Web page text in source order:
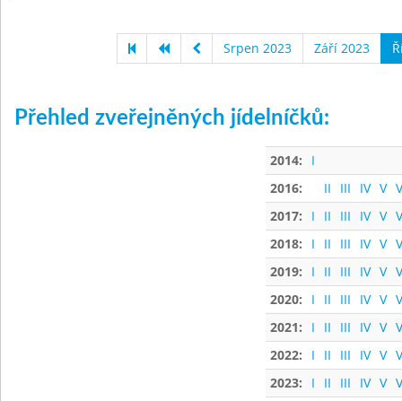
Srpen 2023 Září 2023
Přehled zveřejněných jídelníčků:
2014:
I
2016:
II III IV V
2017:
I II III IV V
2018:
I II III IV V
2019:
I II III IV V
2020:
I II III IV V
2021:
I II III IV V
2022:
I II III IV V
2023:
I II III IV V